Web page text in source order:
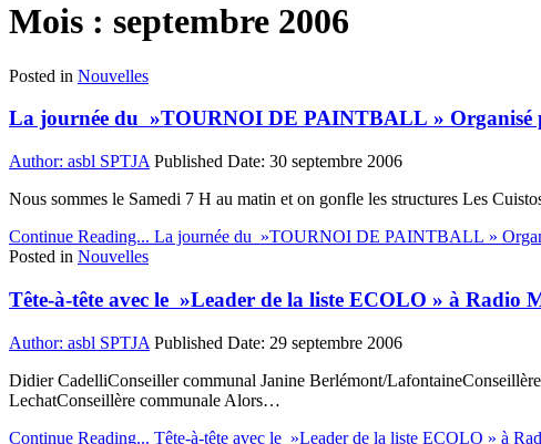
Mois : septembre 2006
Posted in Nouvelles
La journée du »TOURNOI DE PAINTBALL » Organisé
Author: asbl SPTJA Published Date: 30 septembre 2006
Nous sommes le Samedi 7 H au matin et on gonfle les structures Les
Continue Reading... La journée du »TOURNOI DE PAINTBALL »
Posted in Nouvelles
Tête-à-tête avec le »Leader de la liste ECOLO » à Radio
Author: asbl SPTJA Published Date: 29 septembre 2006
Didier CadelliConseiller communal Janine Berlémont/
LechatConseillère communale Alors…
Continue Reading... Tête-à-tête avec le »Leader de la liste ECOLO » à